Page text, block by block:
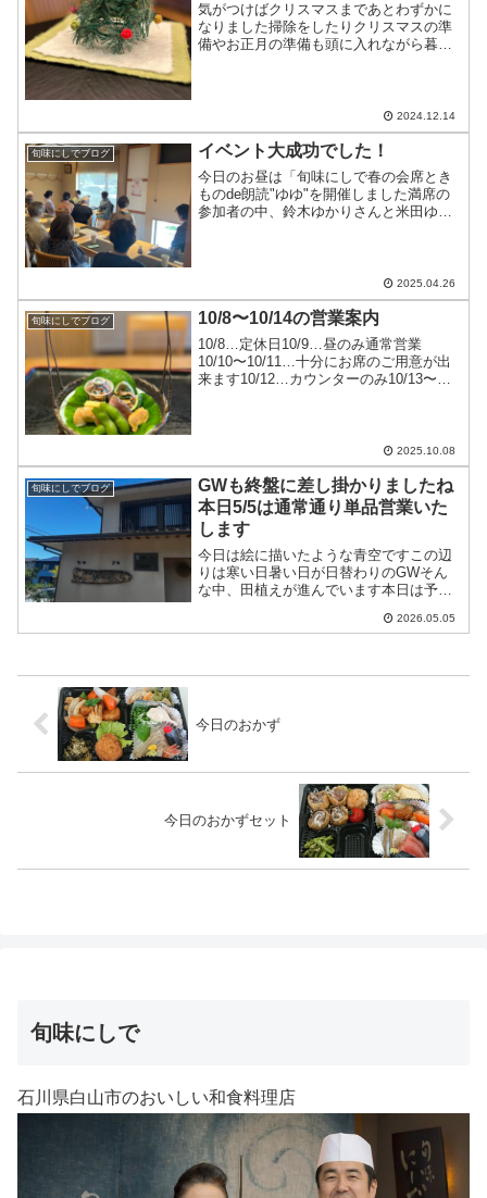
気がつけばクリスマスまであとわずかに
なりました掃除をしたりクリスマスの準
備やお正月の準備も頭に入れながら暮ら
2024.12.14
旬味にしでブログ イベント大成功でした！
今日のお昼は「旬味にしで春の会席とき
ものde朗読"ゆゆ"を開催しました満席の
参加者の中、鈴木ゆかりさんと米田ゆみ
2025.04.26
旬味にしでブログ 10/8〜10/14の営業案内
10/8…定休日10/9…昼のみ通常営業
10/10〜10/11…十分にお席のご用意が出
来ます10/12…カウンターのみ10/13〜
2025.10.08
旬味にしでブログ
GWも終盤に差し掛かりましたね
本日5/5は通常通り単品営業いた
します
今日は絵に描いたような青空ですこの辺
りは寒い日暑い日が日替わりのGWそん
な中、田植えが進んでいます本日は予定
2026.05.05
今日のおかず
今日のおかずセット
旬味にしで
石川県白山市のおいしい和食料理店